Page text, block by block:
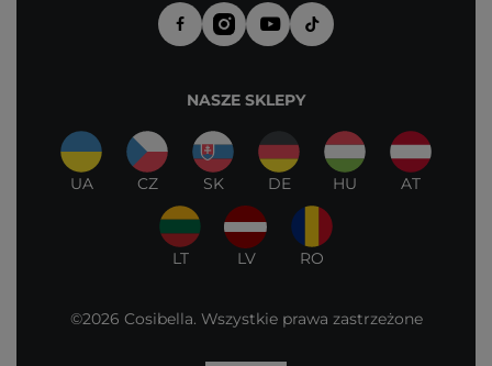
NASZE SKLEPY
UA CZ SK DE HU AT
LT LV RO
©2026 Cosibella. Wszystkie prawa zastrzeżone